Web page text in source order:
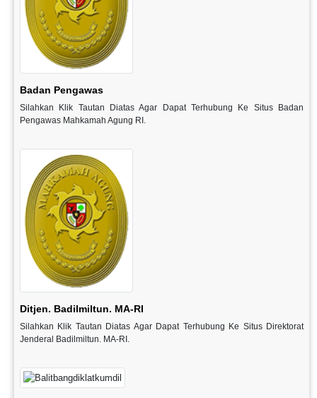
Badan Pengawas
Silahkan Klik Tautan Diatas Agar Dapat Terhubung Ke Situs Badan
Pengawas Mahkamah Agung RI.
Ditjen. Badilmiltun. MA-RI
Silahkan Klik Tautan Diatas Agar Dapat Terhubung Ke Situs Direktorat
Jenderal Badilmiltun. MA-RI.